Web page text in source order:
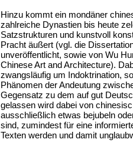
Hinzu kommt ein mondäner
zahlreiche Dynastien bis heute
Satzstrukturen und kunstvoll
Pracht äußert (vgl. die
unveröffentlicht, sowie von Wu
Chinese Art and Architecture).
zwangsläufig um Indoktrination,
Phänomen der Andeutung
Gegensatz zu dem auf gut
gelassen wird dabei von
ausschließlich etwas bejubeln
sind, zumindest für eine
Texten werden und damit